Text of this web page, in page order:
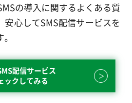
の導入に関するよくある質
安心してSMS配信サービスを
配信サービス
ックしてみる